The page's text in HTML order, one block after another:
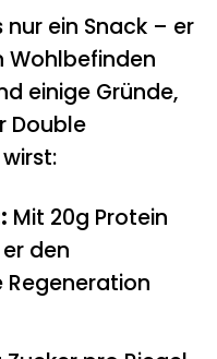
nur ein Snack – er
Wohlbefinden
einige Gründe,
Double
Mit 20g Protein
den
Regeneration